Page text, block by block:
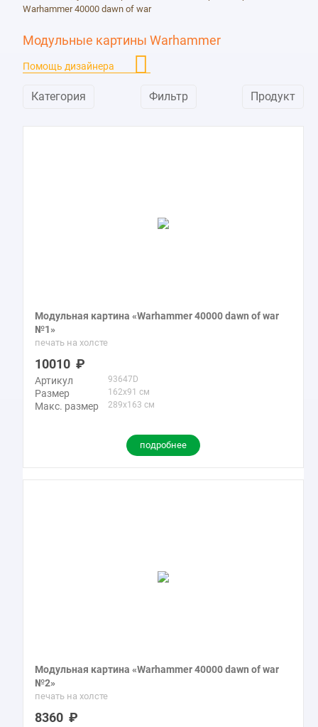
Warhammer 40000 dawn of war
World of Warships
Warhammer 40000 dawn of war
Модульные картины Warhammer
Помощь дизайнера
Категория Фильтр Продукт
Модульная картина «Warhammer 40000 dawn of war
№1»
печать на холсте
10010
Артикул 93647D
Размер 162x91 см
Макс. размер 289x163 см
подробнее
Модульная картина «Warhammer 40000 dawn of war
№2»
печать на холсте
8360